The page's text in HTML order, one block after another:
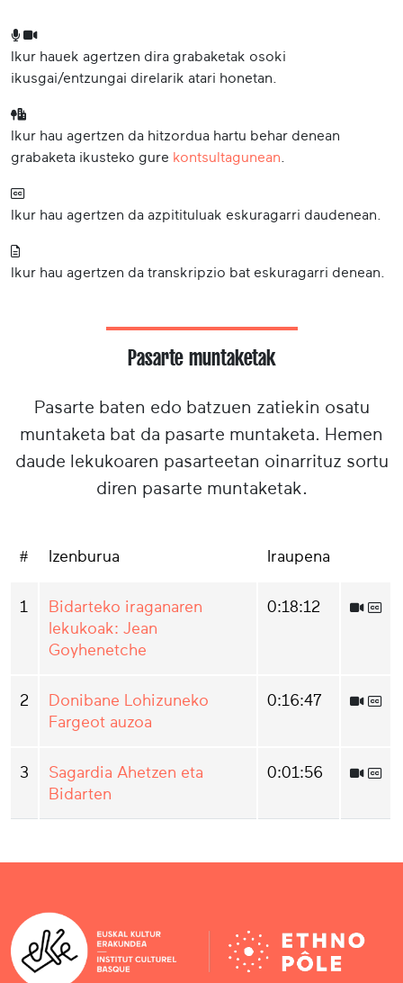
Ikur hauek agertzen dira grabaketak osoki
ikusgai/entzungai direlarik atari honetan.
Ikur hau agertzen da hitzordua hartu behar denean
grabaketa ikusteko gure kontsultagunean
Ikur hau agertzen da azpitituluak eskuragarri daudenean.
Ikur hau agertzen da transkripzio bat eskuragarri denean.
Pasarte muntaketak
Pasarte baten edo batzuen zatiekin osatu
muntaketa bat da pasarte muntaketa. Hemen
daude lekukoaren pasarteetan oinarrituz sortu
diren pasarte muntaketak.
# Izenburua Iraupena
1
Bidarteko iraganaren
lekukoak: Jean
Goyhenetche
0:18:12
2
Donibane Lohizuneko
Fargeot auzoa
0:16:47
3
Sagardia Ahetzen eta
Bidarten
0:01:56